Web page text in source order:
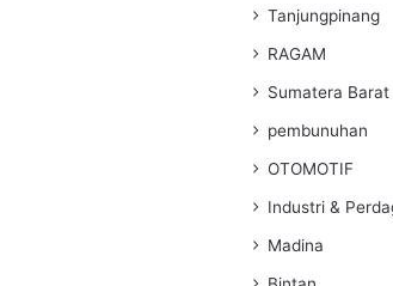
Tanjungpinang
RAGAM
Sumatera Barat
pembunuhan
OTOMOTIF
Industri &
Madina